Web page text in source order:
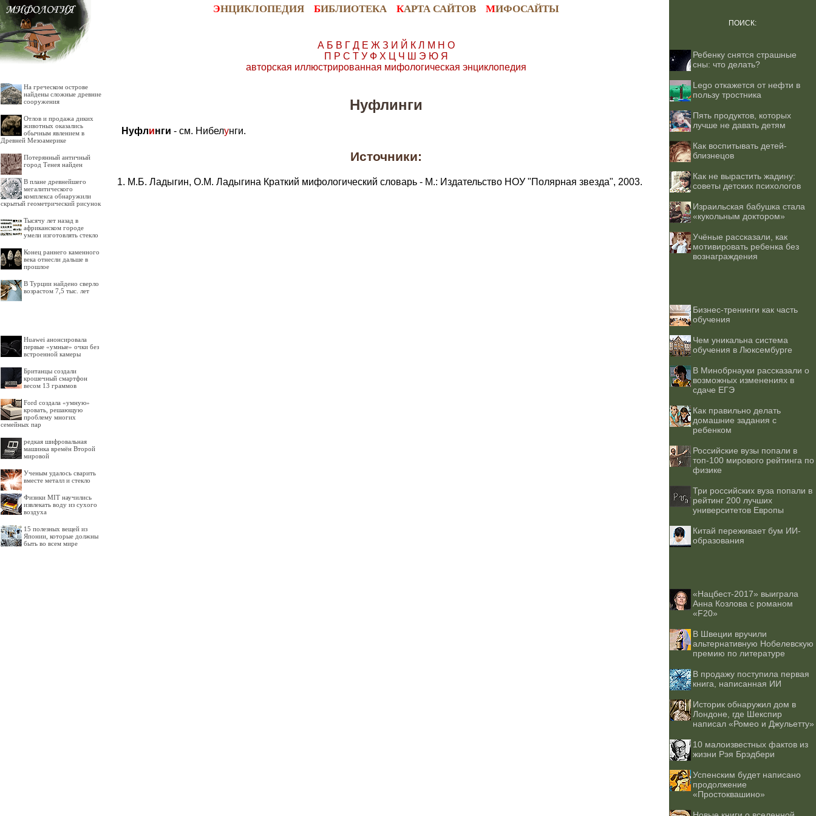
ЭНЦИКЛОПЕДИЯ БИБЛИОТЕКА КАРТА САЙТОВ МИФОСАЙТЫ
На греческом острове
найдены сложные древние
сооружения
Отлов и продажа диких
животных оказались
обычным явлением в
Древней Мезоамерике
Потерянный античный
город Тенея найден
В плане древнейшего
мегалитического
комплекса обнаружили
скрытый геометрический рисунок
Тысячу лет назад в
африканском городе
умели изготовлять стекло
Конец раннего каменного
века отнесли дальше в
прошлое
В Турции найдено сверло
возрастом 7,5 тыс. лет
Huawei анонсировала
первые «умные» очки без
встроенной камеры
Британцы создали
крошечный смартфон
весом 13 граммов
Ford создала «умную»
кровать, решающую
проблему многих
семейных пар
редкая шифровальная
машинка времён Второй
мировой
Ученым удалось сварить
вместе металл и стекло
Физики MIT научились
извлекать воду из сухого
воздуха
15 полезных вещей из
Японии, которые должны
быть во всем мире
А Б В Г Д Е Ж З И Й К Л М Н О
П Р С Т У Ф Х Ц Ч Ш Э Ю Я
авторская иллюстрированная мифологическая энциклопедия
Нуфлинги
Нуфлинги - см. Нибелунги.
Источники:
М.Б. Ладыгин, О.М. Ладыгина Краткий мифологический словарь - М.: Издательство НОУ "Полярная звезда", 2003.
ПОИСК:
Ребенку снятся страшные
сны: что делать?
Lego откажется от нефти в
пользу тростника
Пять продуктов, которых
лучше не давать детям
Как воспитывать детей-
близнецов
Как не вырастить жадину:
советы детских психологов
Израильская бабушка стала
«кукольным доктором»
Учёные рассказали, как
мотивировать ребенка без
вознаграждения
Бизнес-тренинги как часть
обучения
Чем уникальна система
обучения в Люксембурге
В Минобрнауки рассказали о
возможных изменениях в
сдаче ЕГЭ
Как правильно делать
домашние задания с
ребенком
Российские вузы попали в
топ-100 мирового рейтинга по
физике
Три российских вуза попали в
рейтинг 200 лучших
университетов Европы
Китай переживает бум ИИ-
образования
«Нацбест-2017» выиграла
Анна Козлова с романом
«F20»
В Швеции вручили
альтернативную Нобелевскую
премию по литературе
В продажу поступила первая
книга, написанная ИИ
Историк обнаружил дом в
Лондоне, где Шекспир
написал «Ромео и Джульетту»
10 малоизвестных фактов из
жизни Рэя Брэдбери
Успенским будет написано
продолжение
«Простоквашино»